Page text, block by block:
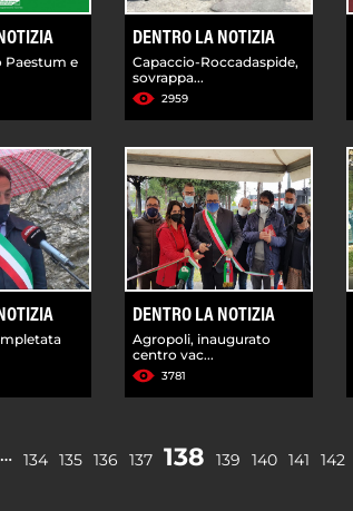
Paestum e
DENTRO LA NOTIZIA
Capaccio-Roccadaspide,
sovrappa...
2959
DENTRO LA NOTIZIA
Agropoli, inaugurato
centro vac...
3781
… 134 135 136 137 138 139 140 141 142